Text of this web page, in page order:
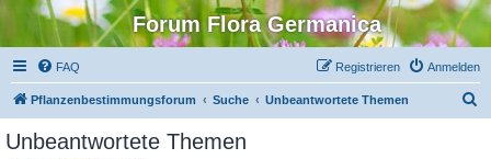
Forum Flora Germanica
FAQ Anmelden
Registrieren
Pflanzenbestimmungsforum Suche Unbeantwortete Themen
Unbeantwortete Themen